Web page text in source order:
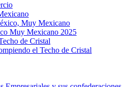
Muy Mexicano
Muy Mexicano 2025
de Cristal
el Techo de Cristal